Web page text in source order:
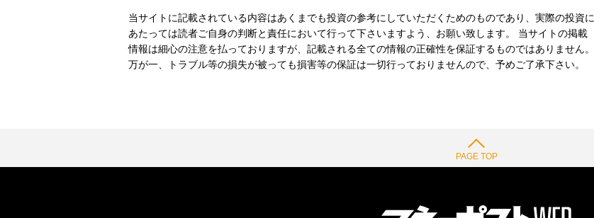
当サイトに記載されている内容はあくまでも投資の参考にしていただくためのものであり、実際の投資に
あたっては読者ご自身の判断と責任において行って下さいますよう、お願い致します。 当サイトの掲載
情報は細心の注意を払っておりますが、記載される全ての情報の正確性を保証するものではありません。
万が一、トラブル等の損失が被っても損害等の保証は一切行っておりませんので、予めご了承下さい。
PAGE TOP